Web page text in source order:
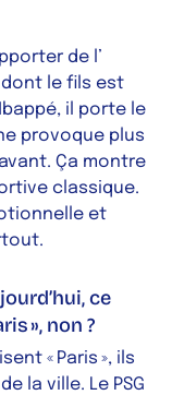
de l’
dont le fils est
il porte le
provoque plus
Ça montre
classique.
et
ce
», non ?
« Paris », ils
la ville. Le PSG